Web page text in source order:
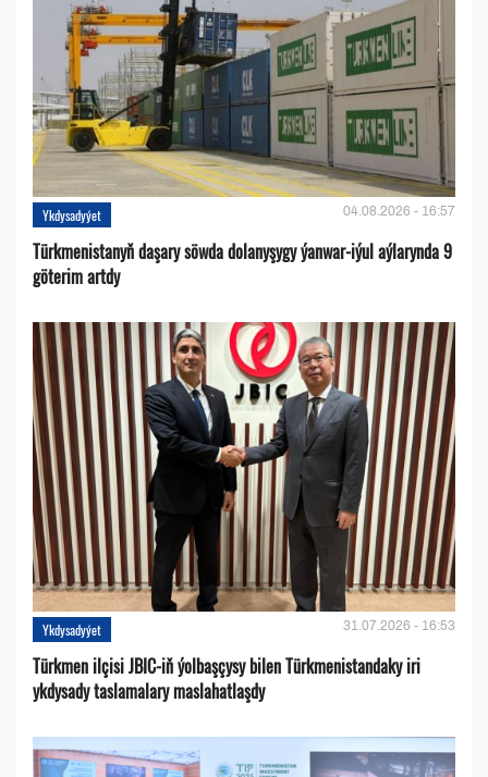
Ykdysadyýet 04.08.2026 - 16:57
Türkmenistanyň daşary söwda dolanyşygy ýanwar-iýul aýlarynda 9
göterim artdy
Ykdysadyýet 31.07.2026 - 16:53
Türkmen ilçisi JBIC-iň ýolbaşçysy bilen Türkmenistandaky iri
ykdysady taslamalary maslahatlaşdy